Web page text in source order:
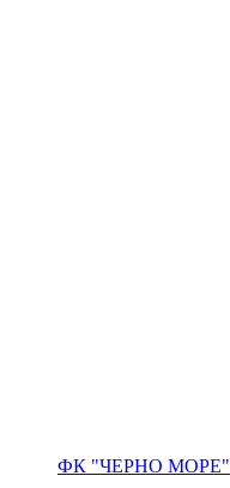
ФК "ЧЕРНО МОРЕ"